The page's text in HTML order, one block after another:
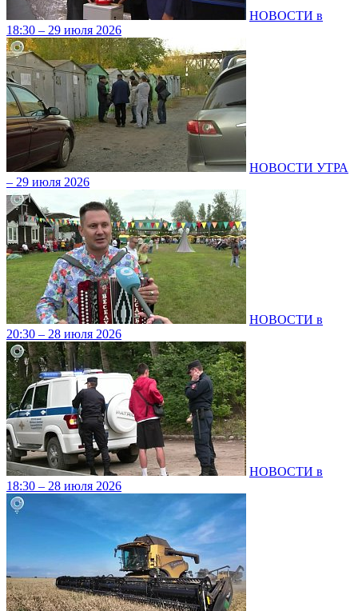
НОВОСТИ в
18:30 – 29 июля 2026
НОВОСТИ УТРА
– 29 июля 2026
НОВОСТИ в
20:30 – 28 июля 2026
НОВОСТИ в
18:30 – 28 июля 2026